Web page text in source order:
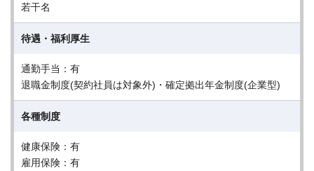
若干名
待遇・福利厚生
通勤手当：有
退職金制度(契約社員は対象外)・確定拠出年金制度(企業型)
各種制度
健康保険：有
雇用保険：有